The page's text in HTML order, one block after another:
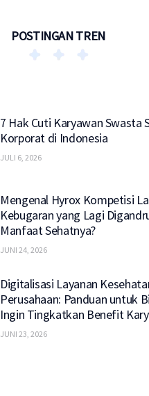
POSTINGAN TREN
7 Hak Cuti Karyawan Swasta
Korporat di Indonesia
JULI 6, 2026
Mengenal Hyrox Kompetisi
Kebugaran yang Lagi
Manfaat Sehatnya?
JUNI 24, 2026
Digitalisasi Layanan
Perusahaan: Panduan untuk
Ingin Tingkatkan Benefit
JUNI 23, 2026